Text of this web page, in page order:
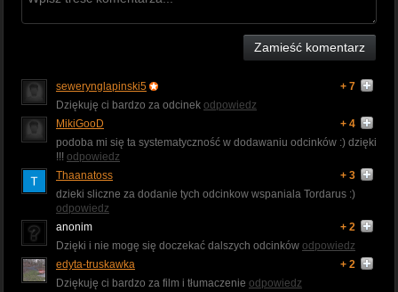
Zamieść komentarz
sewerynglapinski5
+ 7
Dziękuję ci bardzo za odcinek odpowiedz
MikiGooD
+ 4
podoba mi się ta systematyczność w dodawaniu odcinków :) dzięki
!!! odpowiedz
Thaanatoss
+ 3
dzieki sliczne za dodanie tych odcinkow wspaniala Tordarus :)
odpowiedz
anonim
+ 2
Dzięki i nie mogę się doczekać dalszych odcinków odpowiedz
edyta-truskawka
+ 2
Dziękuję ci bardzo za film i tłumaczenie odpowiedz